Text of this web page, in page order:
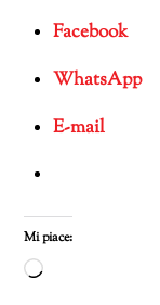
Facebook
WhatsApp
E-mail
Mi piace:
Caricamento